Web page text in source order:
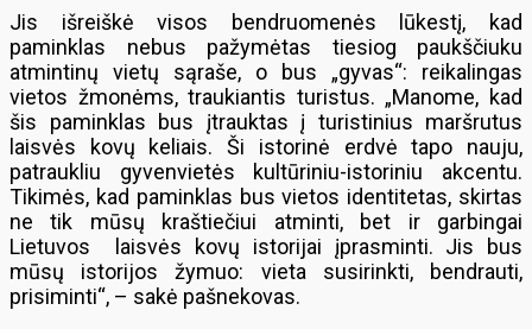
Jis išreiškė visos bendruomenės lūkestį, kad
paminklas nebus pažymėtas tiesiog paukščiuku
atmintinų vietų sąraše, o bus „gyvas“: reikalingas
vietos žmonėms, traukiantis turistus. „Manome, kad
šis paminklas bus įtrauktas į turistinius maršrutus
laisvės kovų keliais. Ši istorinė erdvė tapo nauju,
patraukliu gyvenvietės kultūriniu-istoriniu akcentu.
Tikimės, kad paminklas bus vietos identitetas, skirtas
ne tik mūsų kraštiečiui atminti, bet ir garbingai
Lietuvos laisvės kovų istorijai įprasminti. Jis bus
mūsų istorijos žymuo: vieta susirinkti, bendrauti,
prisiminti“, – sakė pašnekovas.